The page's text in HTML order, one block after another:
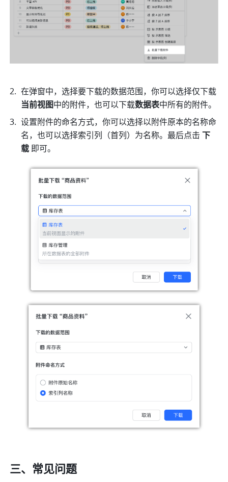
在弹窗中，选择要下载的数据范围，你可以选择仅下载
当前视图中的附件，也可以下载数据表中所有的附件。
设置附件的命名方式，你可以选择以附件原本的名称命
名，也可以选择索引列（首列）为名称。最后点击 下
载 即可。
三、常见问题